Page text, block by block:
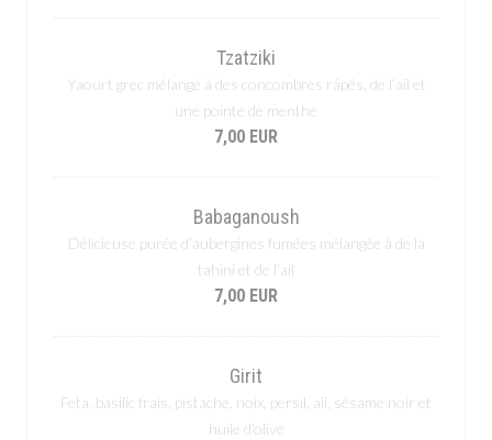
Tzatziki
Yaourt grec mélangé à des concombres râpés, de l’ail et
une pointe de menthe
7,00 EUR
Babaganoush
Délicieuse purée d’aubergines fumées mélangée à de la
tahini et de l’ail
7,00 EUR
Girit
Feta, basilic frais, pistache, noix, persil, ail, sésame noir et
huile d’olive